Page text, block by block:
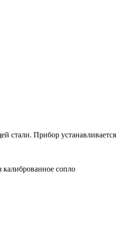
стали. Прибор устанавливается
калиброванное сопло